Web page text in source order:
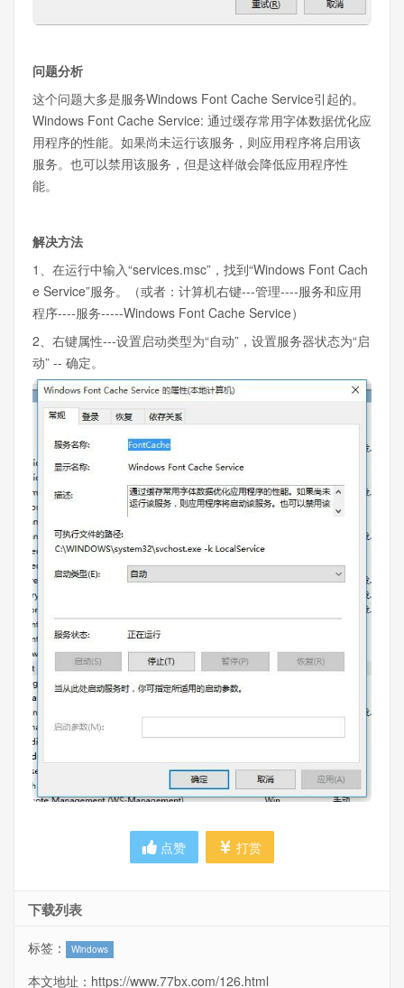
问题分析
这个问题大多是服务Windows Font Cache Service引起的。
Windows Font Cache Service: 通过缓存常用字体数据优化应
用程序的性能。如果尚未运行该服务，则应用程序将启用该
服务。也可以禁用该服务，但是这样做会降低应用程序性
能。
解决方法
1、在运行中输入“services.msc”，找到“Windows Font Cach
e Service”服务。（或者：计算机右键---管理----服务和应用
程序----服务-----Windows Font Cache Service）
2、右键属性---设置启动类型为“自动”，设置服务器状态为“启
动” -- 确定。
点赞 打赏
下载列表
标签： Windows
本文地址： https://www.77bx.com/126.html